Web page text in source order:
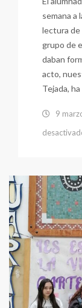
semana a
lectura de
grupo de
daban
acto,
Tejada,
9